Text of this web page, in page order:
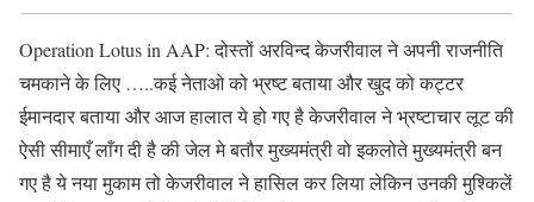
Operation Lotus in AAP: दोस्तों अरविन्द केजरीवाल ने अपनी राजनीति
चमकाने के लिए …..कई नेताओ को भ्रष्ट बताया और खुद को कट्टर
ईमानदार बताया और आज हालात ये हो गए है केजरीवाल ने भ्रष्टाचार लूट की
ऐसी सीमाएँ लाँग दी है की जेल मे बतौर मुख्यमंत्री वो इकलोते मुख्यमंत्री बन
गए है ये नया मुकाम तो केजरीवाल ने हासिल कर लिया लेकिन उनकी मुश्किलें